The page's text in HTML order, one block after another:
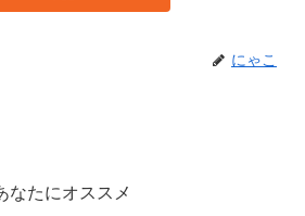
にゃこ
なたにオススメ